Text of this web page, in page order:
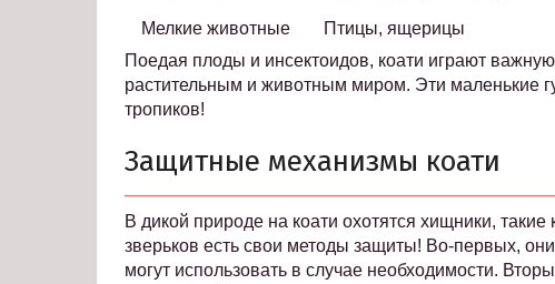
Мелкие животные
Птицы, ящерицы
Поедая плоды и инсектоидов, коати играют
растительным и животным миром. Эти маленькие
тропиков!
Защитные механизмы коати
В дикой природе на коати охотятся хищники,
зверьков есть свои методы защиты! Во-первых,
могут использовать в случае необходимости.